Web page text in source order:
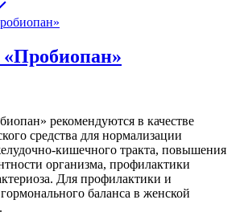
рекомендуются в качестве
средства для нормализации
кишечного тракта, повышения
организма, профилактики
Для профилактики и
баланса в женской